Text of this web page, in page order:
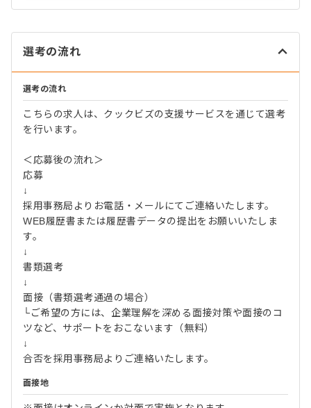
選考の流れ
選考の流れ
こちらの求人は、クックビズの支援サービスを通じて選考
を行います。
＜応募後の流れ＞
応募
↓
採用事務局よりお電話・メールにてご連絡いたします。
WEB履歴書または履歴書データの提出をお願いいたしま
す。
↓
書類選考
↓
面接（書類選考通過の場合）
└ご希望の方には、企業理解を深める面接対策や面接のコ
ツなど、サポートをおこないます（無料）
↓
合否を採用事務局よりご連絡いたします。
面接地